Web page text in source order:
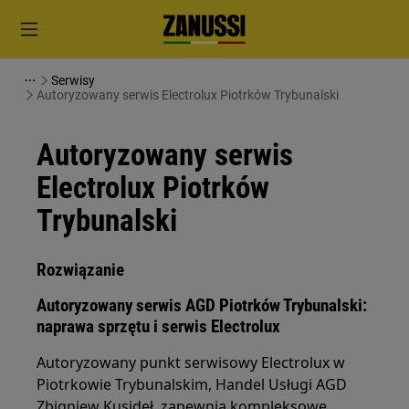
Serwisy
Autoryzowany serwis Electrolux Piotrków Trybunalski
Autoryzowany serwis
Electrolux Piotrków
Trybunalski
Rozwiązanie
Autoryzowany serwis AGD Piotrków Trybunalski:
naprawa sprzętu i serwis Electrolux
Autoryzowany punkt serwisowy Electrolux w
Piotrkowie Trybunalskim, Handel Usługi AGD